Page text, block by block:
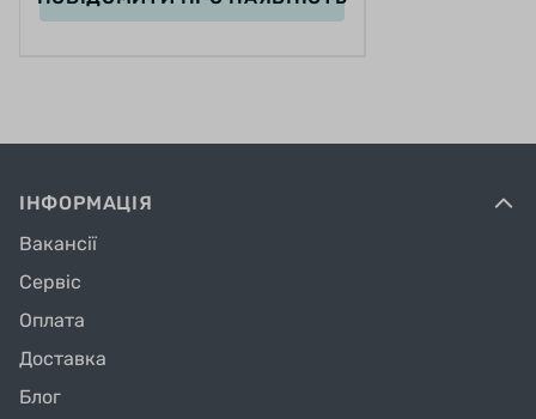
ІНФОРМАЦІЯ
Вакансії
Сервіс
Оплата
Доставка
Блог